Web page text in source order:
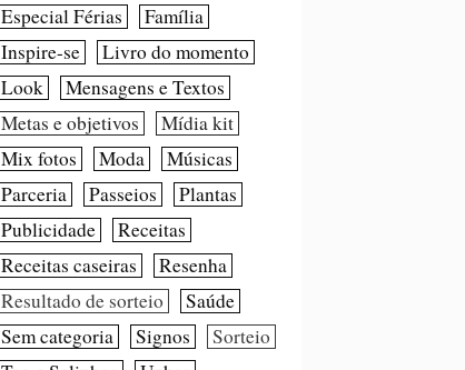
Especial Férias
Família
Inspire-se
Livro do momento
Look
Mensagens e Textos
Metas e objetivos
Mídia kit
Mix fotos
Moda
Músicas
Parceria
Passeios
Plantas
Publicidade
Receitas
Receitas caseiras
Resenha
Resultado de sorteio
Saúde
Sem categoria
Signos
Sorteio